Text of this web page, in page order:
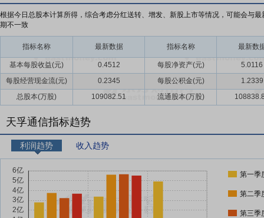
根据今日总股本计算所得，综合考虑分红送转、增发、新股上市等情况，可能会与最
期不一致
指标名称 最新数据 指标名称 最新数
基本每股收益(元) 0.4512 每股净资产(元)
5.0116
每股经营现金流(元)
0.2345 每股公积金(元)
1.2339
总股本(万股)
109082.51 流通股本(万股)
天孚通信指标趋势
利润趋势 收入趋势
第一季
第二季
第三季